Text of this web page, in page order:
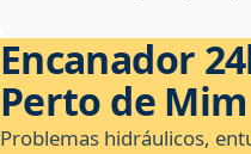
Encanador
Perto de Mim
Problemas hidráulicos,